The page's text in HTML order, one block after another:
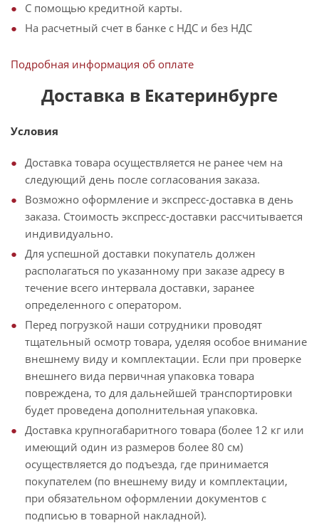
С помощью кредитной карты.
На расчетный счет в банке с НДС и без НДС
Подробная информация об оплате
Доставка в Екатеринбурге
Условия
Доставка товара осуществляется не ранее чем на
следующий день после согласования заказа.
Возможно оформление и экспресс-доставка в день
заказа. Стоимость экспресс-доставки рассчитывается
индивидуально.
Для успешной доставки покупатель должен
располагаться по указанному при заказе адресу в
течение всего интервала доставки, заранее
определенного с оператором.
Перед погрузкой наши сотрудники проводят
тщательный осмотр товара, уделяя особое внимание
внешнему виду и комплектации. Если при проверке
внешнего вида первичная упаковка товара
повреждена, то для дальнейшей транспортировки
будет проведена дополнительная упаковка.
Доставка крупногабаритного товара (более 12 кг или
имеющий один из размеров более 80 см)
осуществляется до подъезда, где принимается
покупателем (по внешнему виду и комплектации,
при обязательном оформлении документов с
подписью в товарной накладной).